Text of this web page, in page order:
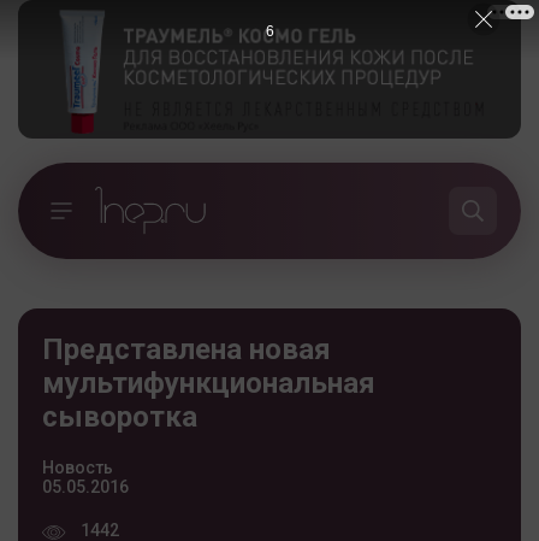
Представлена новая
мультифункциональная
сыворотка
Новость
05.05.2016
1442
5